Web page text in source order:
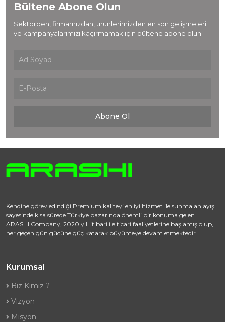
Bültene Abone Olun
Sektörden, firmamızdan, ürünlerimizden en son gelişmeleri
ve kampanyalarımızı kaçırmamak için bültene abone olun.
Abone Ol
Kendine görev edindiği Premium kaliteyi en iyi hizmet ile sunma anlayışı
sayesinde kısa sürede Türkiye pazarında önemli bir konuma gelen
ARASHI Company, 2020 yılı itibari ile ticari faaliyetlerine başlamış olup,
her geçen gün gücüne güç katarak büyümeye devam etmektedir.
Kurumsal
Biz Kimiz ?
Vizyon
Misyon